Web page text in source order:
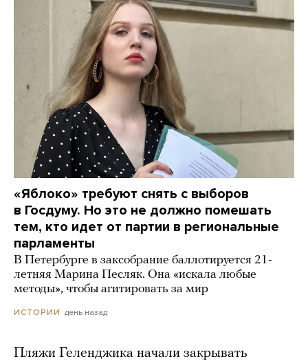
«Яблоко» требуют снять с выборов
в Госдуму. Но это не должно помешать
тем, кто идет от партии в региональные
парламенты
В Петербурге в заксобрание баллотируется 21-
летняя Марина Песляк. Она «искала любые
методы», чтобы агитировать за мир
ИСТОРИИ день назад
Пляжи Геленджика начали закрывать